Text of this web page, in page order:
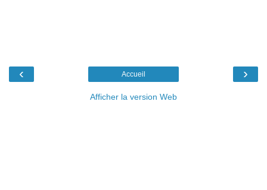
‹ ›
Accueil
Afficher la version Web